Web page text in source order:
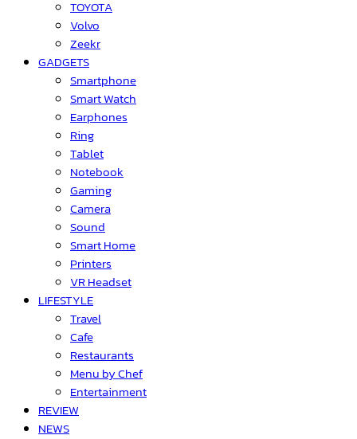
TOYOTA
Volvo
Zeekr
GADGETS
Smartphone
Smart Watch
Earphones
Ring
Tablet
Notebook
Gaming
Camera
Sound
Smart Home
Printers
VR Headset
LIFESTYLE
Travel
Cafe
Restaurants
Menu by Chef
Entertainment
REVIEW
NEWS